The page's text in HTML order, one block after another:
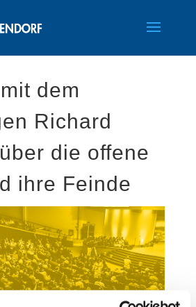
dem
Richard
die offene
ihre Feinde